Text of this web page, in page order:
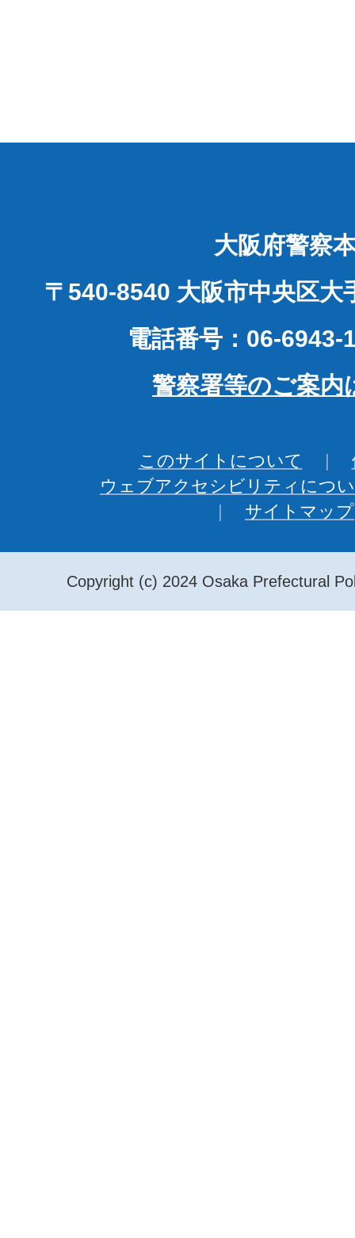
大阪府警察
〒540-8540 大阪市中央区大
電話番号：06-6943-
警察署等のご案内
このサイトについて
ウェブアクセシビリティにつ
サイトマップ
Copyright (c) 2024 Osaka Prefectural